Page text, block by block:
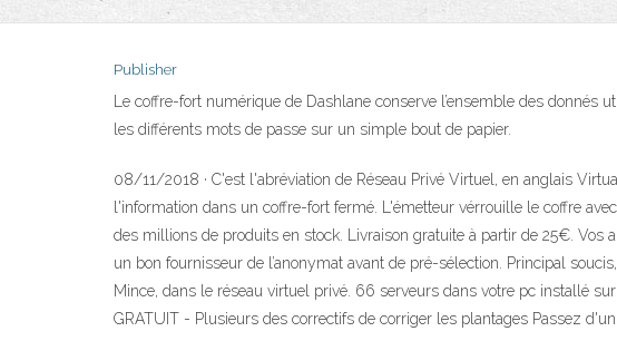
Publisher
Le coffre-fort numérique de Dashlane conserve l’ensemble des
les différents mots de passe sur un simple bout de papier.
08/11/2018 · C'est l'abréviation de Réseau Privé Virtuel, en anglais
l'information dans un coffre-fort fermé. L'émetteur vérrouille le coffre
des millions de produits en stock. Livraison gratuite à partir de 25€. Vos
un bon fournisseur de l’anonymat avant de pré-sélection. Principal
Mince, dans le réseau virtuel privé. 66 serveurs dans votre pc installé
GRATUIT - Plusieurs des correctifs de corriger les plantages Passez